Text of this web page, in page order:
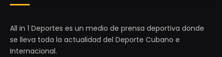
All in 1 Deportes es un medio de prensa deportiva donde
se lleva toda la actualidad del Deporte Cubano e
Internacional.